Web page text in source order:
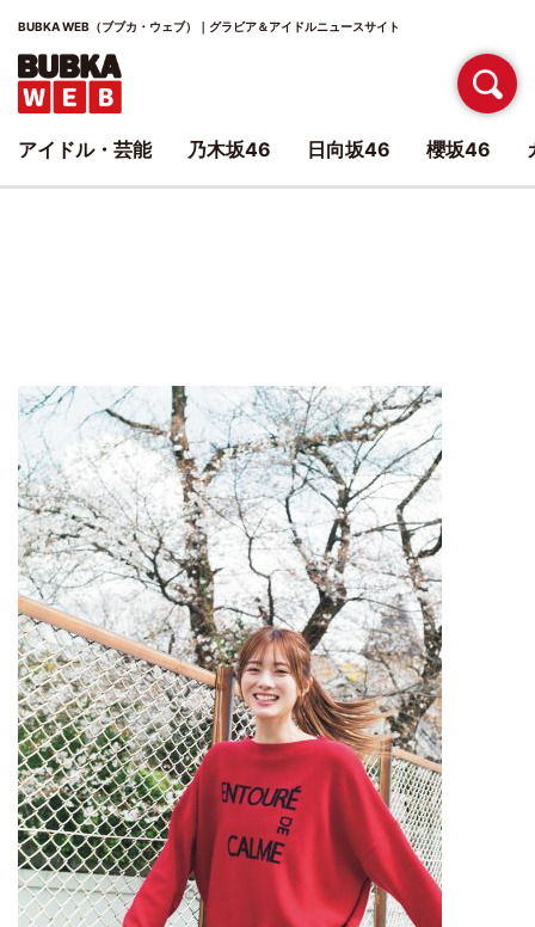
BUBKA WEB（ブブカ・ウェブ）｜グラビア＆アイドルニュースサイト
アイドル・芸能 乃木坂46 日向坂46 櫻坂46